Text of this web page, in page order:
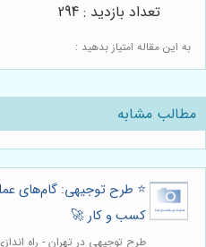
به این مقاله امتیاز بدهید :
تعداد بازدید : 294
مطالب مشابه
⭐️ طرح توجیهی: گام‌های
کسب و کار 🚀
طرح توجیهی در تهران - راه